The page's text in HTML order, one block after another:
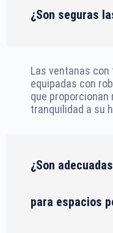
¿Son seguras
Las ventanas
equipadas con
que proporcionan
tranquilidad a su
¿Son
para espacios